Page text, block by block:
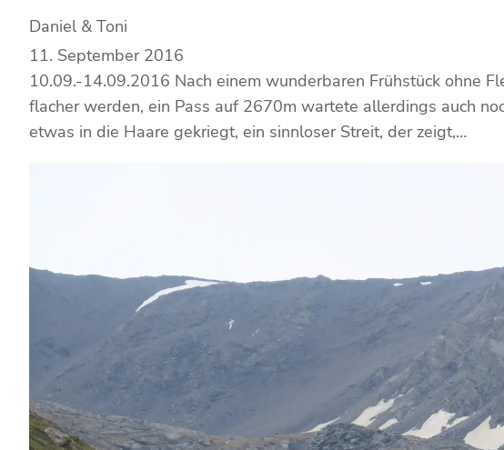
Daniel & Toni
11. September 2016
10.09.-14.09.2016 Nach einem wunderbaren Frühstück ohne
flacher werden, ein Pass auf 2670m wartete allerdings auch
etwas in die Haare gekriegt, ein sinnloser Streit, der zeigt,…